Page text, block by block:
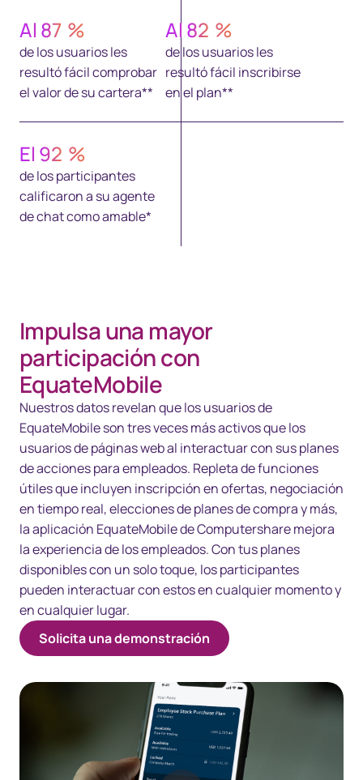
Al 87 %
de los usuarios les
resultó fácil comprobar
el valor de su cartera**
Al 82 %
de los usuarios les
resultó fácil inscribirse
en el plan**
El 92 %
de los participantes
calificaron a su agente
de chat como amable*
Impulsa una mayor
participación con
EquateMobile
Nuestros datos revelan que los usuarios de
EquateMobile son tres veces más activos que los
usuarios de páginas web al interactuar con sus planes
de acciones para empleados. Repleta de funciones
útiles que incluyen inscripción en ofertas, negociación
en tiempo real, elecciones de planes de compra y más,
la aplicación EquateMobile de Computershare mejora
la experiencia de los empleados. Con tus planes
disponibles con un solo toque, los participantes
pueden interactuar con estos en cualquier momento y
en cualquier lugar.
Solicita una demonstración